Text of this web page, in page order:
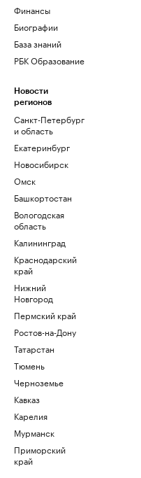
Финансы
Биографии
База знаний
РБК Образование
Новости
регионов
Санкт-Петербург
и область
Екатеринбург
Новосибирск
Омск
Башкортостан
Вологодская
область
Калининград
Краснодарский
край
Нижний
Новгород
Пермский край
Ростов-на-Дону
Татарстан
Тюмень
Черноземье
Кавказ
Карелия
Мурманск
Приморский
край